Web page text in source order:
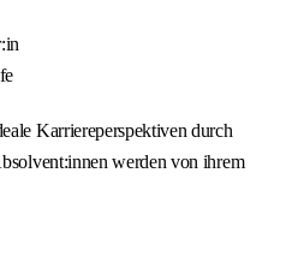
Karriereperspektiven durch
werden von ihrem